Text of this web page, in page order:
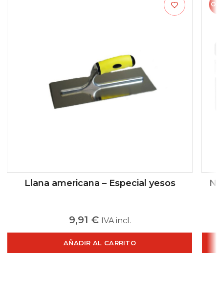
Llana americana – Especial yesos
9,91 € IVA incl.
AÑADIR AL CARRITO